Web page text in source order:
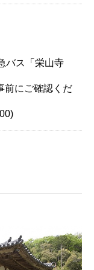
ス「栄山寺
にご確認くだ